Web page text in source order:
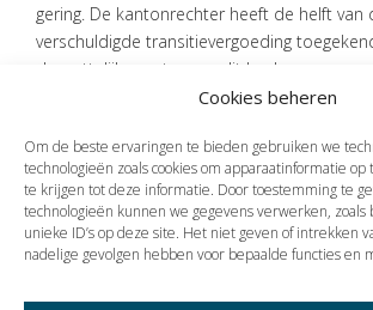
Cookies beheren
Om de beste ervaringen te bieden gebruiken we
technologieën zoals cookies om apparaatinformatie op
te krijgen tot deze informatie. Door toestemming te
technologieën kunnen we gegevens verwerken, zoals
unieke ID’s op deze site. Het niet geven of intrekken
nadelige gevolgen hebben voor bepaalde functies en
gering. De kantonrechter heeft de helft van
verschuldigde transitievergoeding
de wettelijke rente over dit bedrag.
Bron:Rechtbank Den Haag | jurisprudentie |
Vorige Volgende